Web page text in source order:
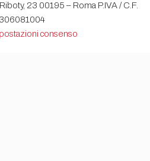
23 00195 – Roma P.IVA / C.F.
consenso